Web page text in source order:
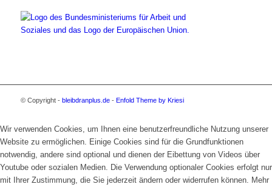
© Copyright - bleibdranplus.de- Enfold Theme by Kriesi
Wir verwenden Cookies, um Ihnen eine benutzerfreundliche Nutzung unserer
Website zu ermöglichen. Einige Cookies sind für die Grundfunktionen
notwendig, andere sind optional und dienen der Eibettung von Videos über
Youtube oder sozialen Medien. Die Verwendung optionaler Cookies erfolgt nur
mit Ihrer Zustimmung, die Sie jederzeit ändern oder widerrufen können. Mehr